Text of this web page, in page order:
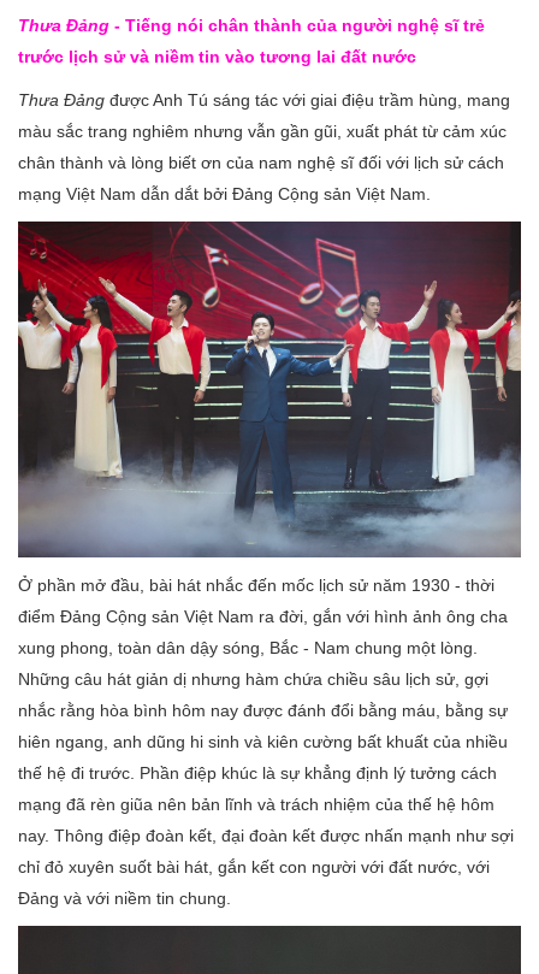
Thưa Đảng - Tiếng nói chân thành của người nghệ sĩ trẻ
trước lịch sử và niềm tin vào tương lai đất nước
Thưa Đảng được Anh Tú sáng tác với giai điệu trầm hùng, mang
màu sắc trang nghiêm nhưng vẫn gần gũi, xuất phát từ cảm xúc
chân thành và lòng biết ơn của nam nghệ sĩ đối với lịch sử cách
mạng Việt Nam dẫn dắt bởi Đảng Cộng sản Việt Nam.
Ở phần mở đầu, bài hát nhắc đến mốc lịch sử năm 1930 - thời
điểm Đảng Cộng sản Việt Nam ra đời, gắn với hình ảnh ông cha
xung phong, toàn dân dậy sóng, Bắc - Nam chung một lòng.
Những câu hát giản dị nhưng hàm chứa chiều sâu lịch sử, gợi
nhắc rằng hòa bình hôm nay được đánh đổi bằng máu, bằng sự
hiên ngang, anh dũng hi sinh và kiên cường bất khuất của nhiều
thế hệ đi trước. Phần điệp khúc là sự khẳng định lý tưởng cách
mạng đã rèn giũa nên bản lĩnh và trách nhiệm của thế hệ hôm
nay. Thông điệp đoàn kết, đại đoàn kết được nhấn mạnh như sợi
chỉ đỏ xuyên suốt bài hát, gắn kết con người với đất nước, với
Đảng và với niềm tin chung.